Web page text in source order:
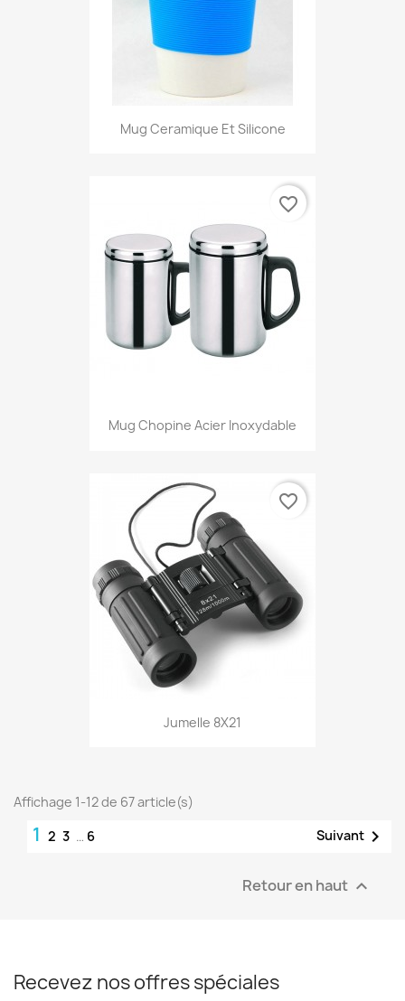
Mug Ceramique Et Silicone
Mug Chopine Acier Inoxydable
favorite_border
Jumelle 8X21
favorite_border
Affichage 1-12 de 67 article(s)
1 2 3 … 6 Suivant 
Retour en haut 
Recevez nos offres spéciales